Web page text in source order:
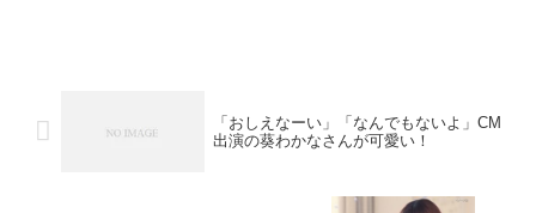
「おしえなーい」「なんでもないよ」CM
出演の葵わかなさんが可愛い！